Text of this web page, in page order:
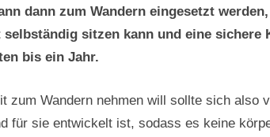
dann zum Wandern eingesetzt
sitzen kann und eine sichere
bis ein Jahr.
zum Wandern nehmen will sollte sich also
für sie entwickelt ist, sodass es keine